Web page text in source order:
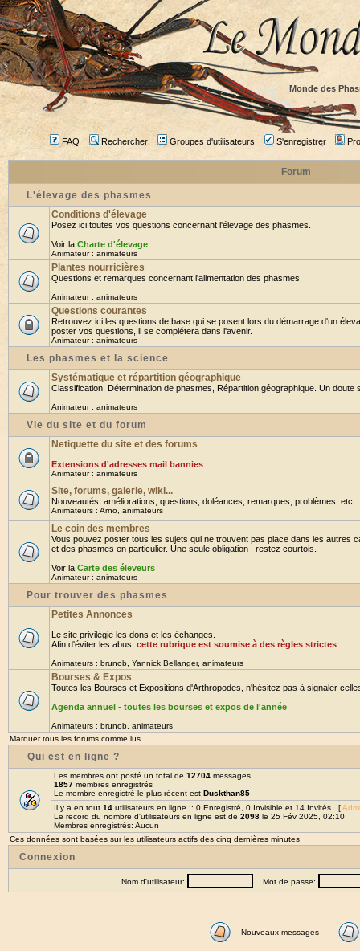
Monde des
FAQ Rechercher Groupes d'utilisateurs S'enregistrer
Forum
L'élevage des phasmes
Conditions d'élevage
Posez ici toutes vos questions concernant l'élevage des phasmes.
Voir la Charte d'élevage
Animateur : animateurs
Plantes nourricières
Questions et remarques concernant l'alimentation des phasmes.
Animateur : animateurs
Questions courantes
Retrouvez ici les questions de base qui se posent lors du démarrage d'un
poster vos questions, il se complétera dans l'avenir.
Animateur : animateurs
Les phasmes et la science
Systématique et répartition géographique
Classification, Détermination de phasmes, Répartition géographique. Un doute
Animateur : animateurs
Vie du site et du forum
Netiquette du site et des forums
Extensions d'adresses mail bannies
Animateur : animateurs
Site, forums, galerie, wiki...
Nouveautés, améliorations, questions, doléances, remarques, problèmes,
Animateurs : Arno animateurs
Le coin des membres
Vous pouvez poster tous les sujets qui ne trouvent pas place dans les autres
et des phasmes en particulier. Une seule obligation : restez courtois.
Voir la Carte des éleveurs
Animateur : animateurs
Pour trouver des phasmes
Petites Annonces
Le site privilègie les dons et les échanges.
Afin d'éviter les abus, cette rubrique est soumise à des règles strictes
Animateurs : brunob Yannick Bellanger, animateurs
Bourses & Expos
Toutes les Bourses et Expositions d'Arthropodes, n'hésitez pas à signaler
Agenda annuel - toutes les bourses et expos de l'année
Animateurs : brunob animateurs
Marquer tous les forums comme lus
Qui est en ligne ?
Les membres ont posté un total de 12704 messages
1857 membres enregistrés
Le membre enregistré le plus récent est Duskthan85
Il y a en tout 14 utilisateurs en ligne :: 0 Enregistré, 0 Invisible et 14 Invités [
Le record du nombre d'utilisateurs en ligne est de 2098 le 25 Fév 2025, 02:10
Membres enregistrés: Aucun
Ces données sont basées sur les utilisateurs actifs des cinq dernières minutes
Connexion
Nom d'utilisateur: Mot de passe:
Nouveaux messages